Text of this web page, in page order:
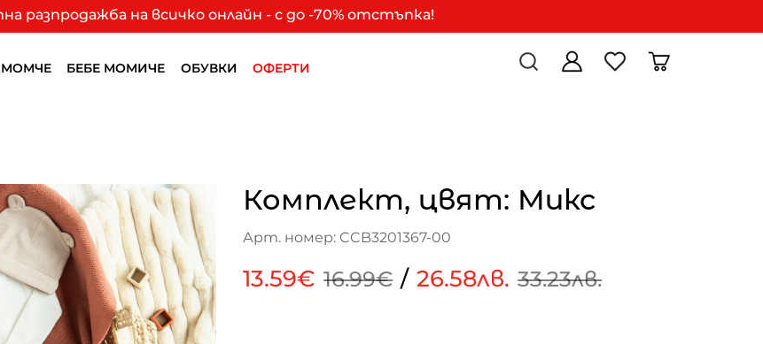
разпродажба на всичко онлайн - с до -70% отстъпка!
МОМЧЕ БЕБЕ МОМИЧЕ ОБУВКИ ОФЕРТИ
Комплект, цвят: Микс
Арт. номер: CCB3201367-00
13.59€ 16.99€ / 26.58лв. 33.23лв.